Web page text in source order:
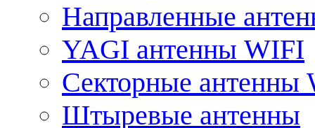
Направленные
YAGI антенны WIFI
Секторные антенны
Штыревые антенны